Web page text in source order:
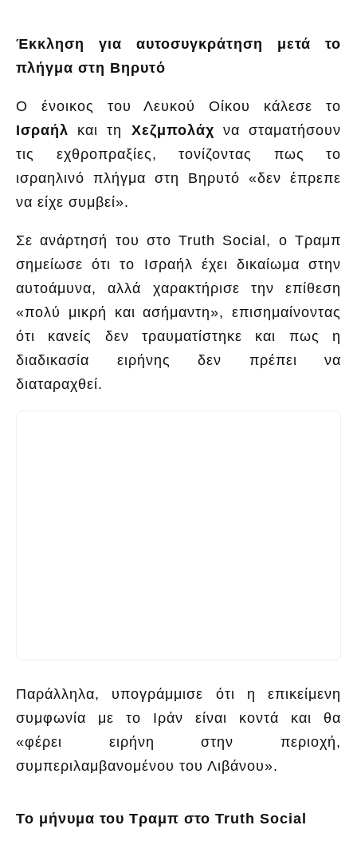
Έκκληση για αυτοσυγκράτηση μετά το
πλήγμα στη Βηρυτό
Ο ένοικος του Λευκού Οίκου κάλεσε το
Ισραήλ και τη Χεζμπολάχ να σταματήσουν
τις εχθροπραξίες, τονίζοντας πως το
ισραηλινό πλήγμα στη Βηρυτό «δεν έπρεπε
να είχε συμβεί».
Σε ανάρτησή του στο Truth Social, ο Τραμπ
σημείωσε ότι το Ισραήλ έχει δικαίωμα στην
αυτοάμυνα, αλλά χαρακτήρισε την επίθεση
«πολύ μικρή και ασήμαντη», επισημαίνοντας
ότι κανείς δεν τραυματίστηκε και πως η
διαδικασία ειρήνης δεν πρέπει να
διαταραχθεί.
Παράλληλα, υπογράμμισε ότι η επικείμενη
συμφωνία με το Ιράν είναι κοντά και θα
«φέρει ειρήνη στην περιοχή,
συμπεριλαμβανομένου του Λιβάνου».
Το μήνυμα του Τραμπ στο Truth Social